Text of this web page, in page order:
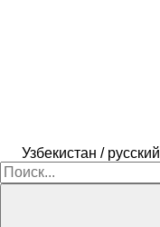
Узбекистан / русский